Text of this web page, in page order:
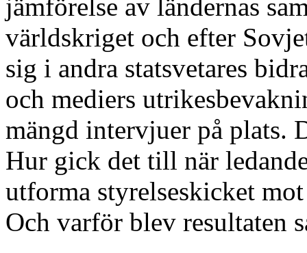
jämförelse av ländernas
världskriget och efter
sig i andra statsvetares
och mediers
mängd intervjuer på plats.
Hur gick det till när
utforma styrelseskicket
Och varför blev resultaten